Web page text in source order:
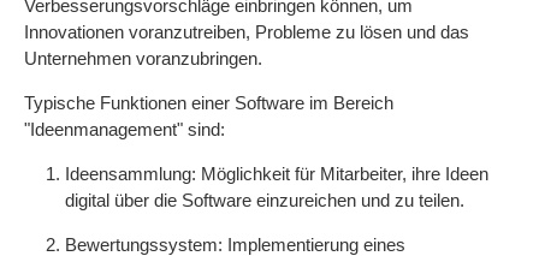
Verbesserungsvorschläge einbringen können, um
Innovationen voranzutreiben, Probleme zu lösen und das
Unternehmen voranzubringen.
Typische Funktionen einer Software im Bereich
"Ideenmanagement" sind:
Ideensammlung: Möglichkeit für Mitarbeiter, ihre Ideen
digital über die Software einzureichen und zu teilen.
Bewertungssystem: Implementierung eines